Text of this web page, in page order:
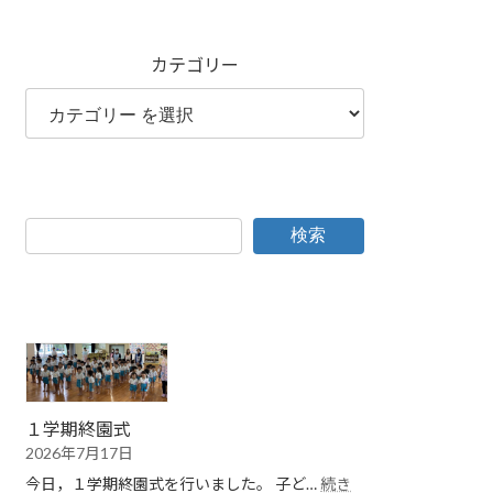
カテゴリー
検索
１学期終園式
2026年7月17日
今日，１学期終園式を行いました。 子ど…続き